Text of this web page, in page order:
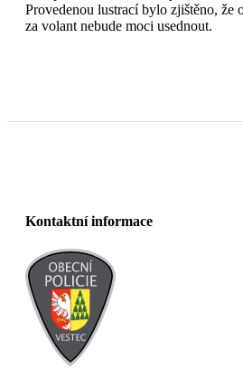
Provedenou lustrací bylo zjištěno,
za volant nebude moci usednout.
Kontaktní informace